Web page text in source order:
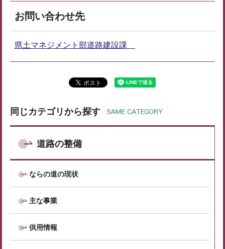
お問い合わせ先
県土マネジメント部道路建設課
同じカテゴリから探す
道路の整備
ならの道の現状
主な事業
供用情報